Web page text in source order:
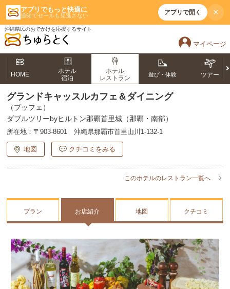
アプリでもっと快適に
通知でセールも見逃さない アプリで開く ×
沖縄県民のおでかけを応援するサイト
マイページ
HOME
ホテル
宿泊
ホテル
レストラン
遊び・体験 ツアー
グランドキャッスルカフェ＆ダイニング
（ブッフェ）
ダブルツリーbyヒルトン那覇首里城（那覇・南部）
所在地： 〒903-8601 沖縄県那覇市首里山川1-132-1
地図 クチコミをみる
このホテルのレストラン一覧へ
プラン お店紹介 地図 クチコミ